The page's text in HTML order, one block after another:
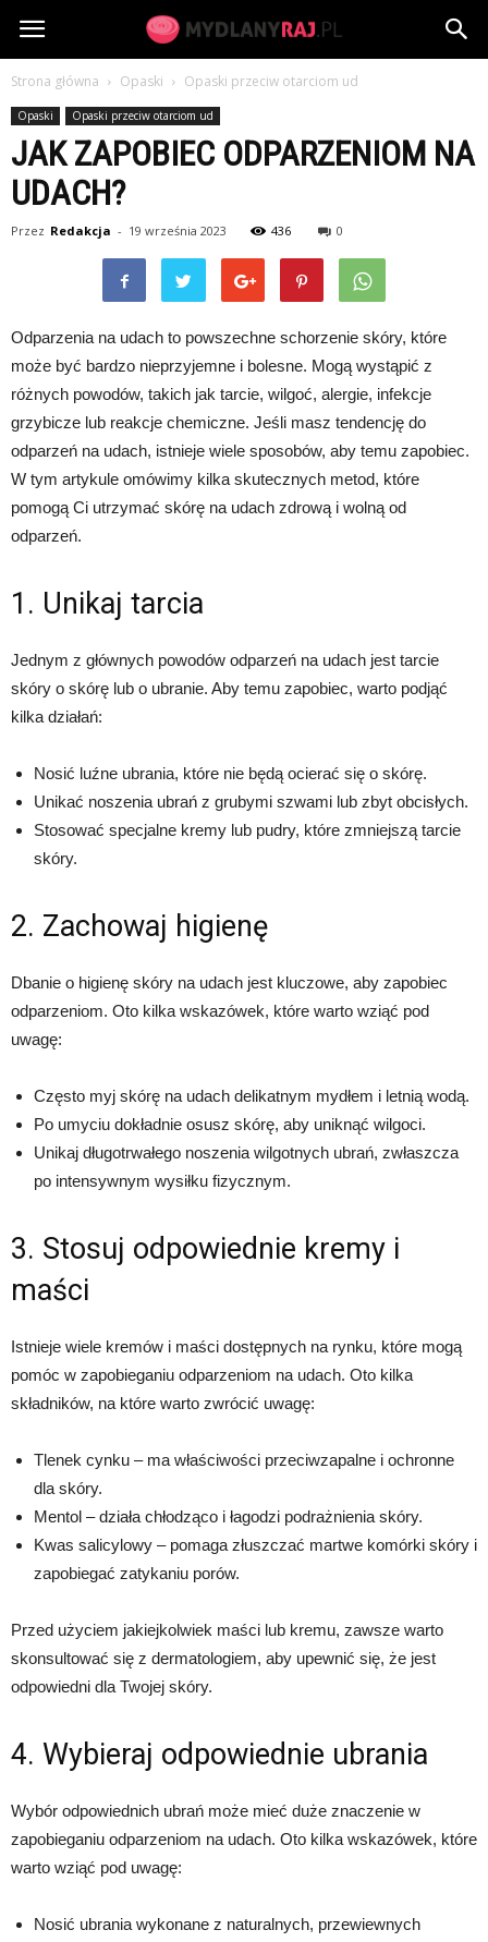
MydlanyRaj.pl
Strona główna Opaski Opaski przeciw otarciom ud
Opaski Opaski przeciw otarciom ud
JAK ZAPOBIEC ODPARZENIOM NA
UDACH?
Przez Redakcja - 19 września 2023 436 0
Odparzenia na udach to powszechne schorzenie skóry, które
może być bardzo nieprzyjemne i bolesne. Mogą wystąpić z
różnych powodów, takich jak tarcie, wilgoć, alergie, infekcje
grzybicze lub reakcje chemiczne. Jeśli masz tendencję do
odparzeń na udach, istnieje wiele sposobów, aby temu zapobiec.
W tym artykule omówimy kilka skutecznych metod, które
pomogą Ci utrzymać skórę na udach zdrową i wolną od
odparzeń.
1. Unikaj tarcia
Jednym z głównych powodów odparzeń na udach jest tarcie
skóry o skórę lub o ubranie. Aby temu zapobiec, warto podjąć
kilka działań:
Nosić luźne ubrania, które nie będą ocierać się o skórę.
Unikać noszenia ubrań z grubymi szwami lub zbyt obcisłych.
Stosować specjalne kremy lub pudry, które zmniejszą tarcie
skóry.
2. Zachowaj higienę
Dbanie o higienę skóry na udach jest kluczowe, aby zapobiec
odparzeniom. Oto kilka wskazówek, które warto wziąć pod
uwagę:
Często myj skórę na udach delikatnym mydłem i letnią wodą.
Po umyciu dokładnie osusz skórę, aby uniknąć wilgoci.
Unikaj długotrwałego noszenia wilgotnych ubrań, zwłaszcza
po intensywnym wysiłku fizycznym.
3. Stosuj odpowiednie kremy i
maści
Istnieje wiele kremów i maści dostępnych na rynku, które mogą
pomóc w zapobieganiu odparzeniom na udach. Oto kilka
składników, na które warto zwrócić uwagę:
Tlenek cynku – ma właściwości przeciwzapalne i ochronne
dla skóry.
Mentol – działa chłodząco i łagodzi podrażnienia skóry.
Kwas salicylowy – pomaga złuszczać martwe komórki skóry i
zapobiegać zatykaniu porów.
Przed użyciem jakiejkolwiek maści lub kremu, zawsze warto
skonsultować się z dermatologiem, aby upewnić się, że jest
odpowiedni dla Twojej skóry.
4. Wybieraj odpowiednie ubrania
Wybór odpowiednich ubrań może mieć duże znaczenie w
zapobieganiu odparzeniom na udach. Oto kilka wskazówek, które
warto wziąć pod uwagę:
Nosić ubrania wykonane z naturalnych, przewiewnych